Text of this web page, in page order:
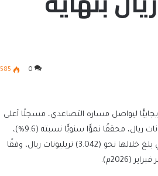
0
585
ليواصل مساره التصاعدي، مسجلًا أعلى
مستوياته بنهاية شهر فبراير من العام (2026م)، بإجمالي بلغ نحو (3.335) تريليونات ريال، محققًا نموًّا سنويًّا نسبته (9.6%)،
وبزيادة تجاوزت (291.9) مليار ريال مقارنة بالفترة المماثلة من العام (2025م) التي بلغ خلالها نحو (3.042) تريليونات ريال، وفقًا
(2026م).